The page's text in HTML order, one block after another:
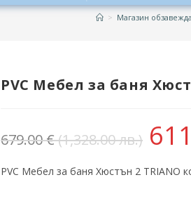
> Магазин
PVC Мебел за баня
679.00€(1,328.00 лв.)
PVC Мебел за баня Хюстън 2 TRIANO